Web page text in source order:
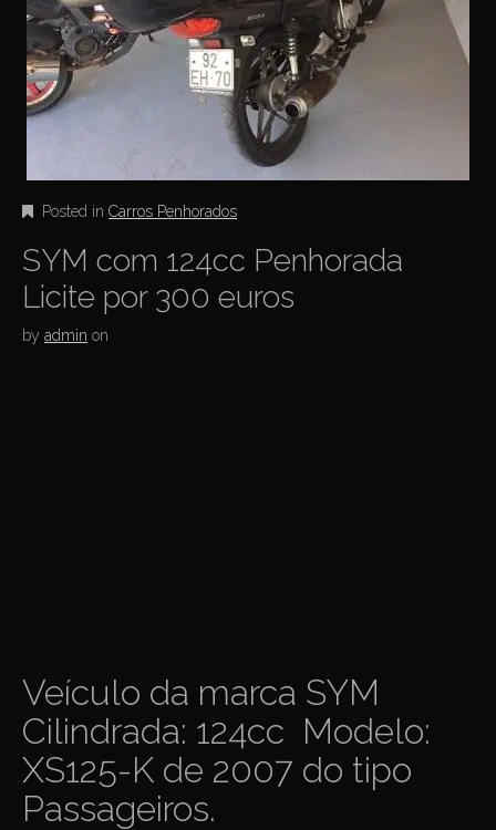
Posted in Carros Penhorados
SYM com 124cc Penhorada
Licite por 300 euros
by admin on
Veículo da marca SYM
Cilindrada: 124cc Modelo:
XS125-K de 2007 do tipo
Passageiros.